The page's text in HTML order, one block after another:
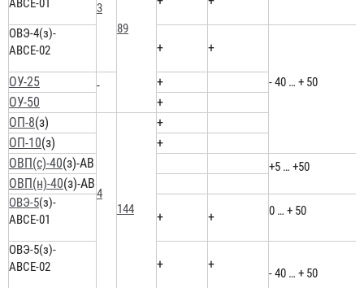
3
89
АВСЕ-01
ОВЭ-4(з)-
АВСЕ-02
+ +
- 40 … + 50
ОУ-25 -
+
ОУ-50
+
ОП-8(з)
4
144
+
ОП-10(з)
+
ОВП(с)-40(з)-АВ +5 … +50
ОВП(н)-40(з)-АВ
ОВЭ-5(з)-
АВСЕ-01
+ + 0 … + 50
ОВЭ-5(з)-
АВСЕ-02
+ +
- 40 … + 50